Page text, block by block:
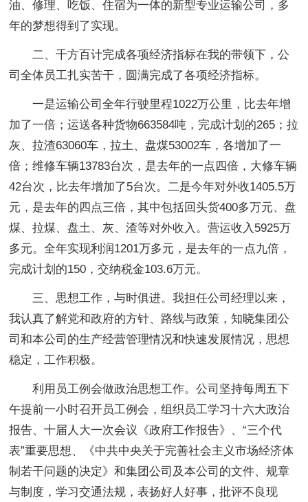
油、修理、吃饭、住宿为一体的新型专业运输公司，多
年的梦想得到了实现。
二、千方百计完成各项经济指标在我的带领下，公
司全体员工扎实苦干，圆满完成了各项经济指标。
一是运输公司全年行驶里程1022万公里，比去年增
加了一倍；运送各种货物663584吨，完成计划的265；拉
灰、拉渣63060车，拉土、盘煤53002车，各增加了一
倍；维修车辆13783台次，是去年的一点四倍，大修车辆
42台次，比去年增加了5台次。二是今年对外收1405.5万
元，是去年的四点三倍，其中包括回头货400多万元、盘
煤、拉煤、盘土、灰、渣等对外收入。营运收入5925万
多元。全年实现利润1201万多元，是去年的一点九倍，
完成计划的150，交纳税金103.6万元。
三、思想工作，与时俱进。我担任公司经理以来，
我认真了解党和政府的方针、路线与政策，知晓集团公
司和本公司的生产经营管理情况和快速发展情况，思想
稳定，工作积极。
利用员工例会做政治思想工作。公司坚持每周五下
午提前一小时召开员工例会，组织员工学习十六大政治
报告、十届人大一次会议《政府工作报告》、“三个代
表”重要思想、《中共中央关于完善社会主义市场经济体
制若干问题的决定》和集团公司及本公司的文件、规章
与制度，学习交通法规，表扬好人好事，批评不良现